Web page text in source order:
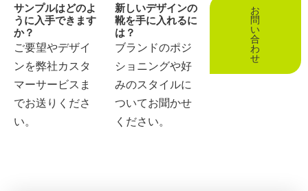
サンプルはどのよ
うに入手できます
か？
ご要望やデザイ
ンを弊社カスタ
マーサービスま
でお送りくださ
い。
新しいデザインの
靴を手に入れるに
は？
ブランドのポジ
ショニングや好
みのスタイルに
ついてお聞かせ
ください。
お
問
い
合
わ
せ